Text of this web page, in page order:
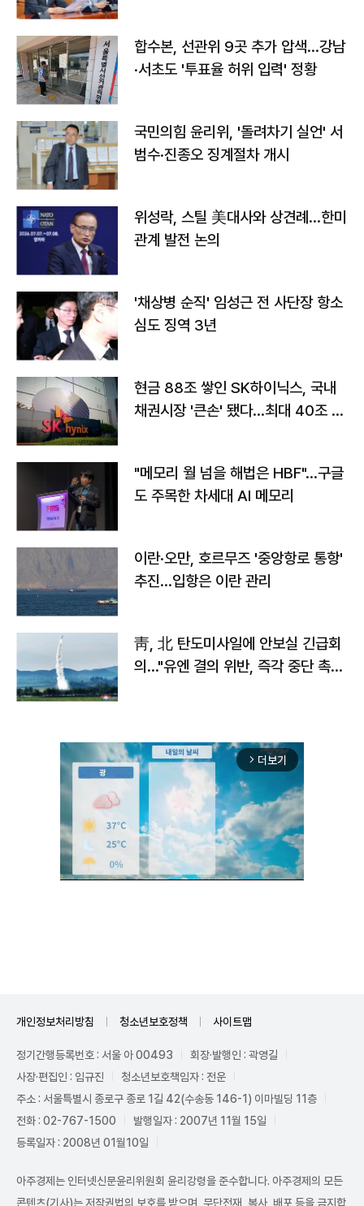
합수본, 선관위 9곳 추가 압색…강남
·서초도 '투표율 허위 입력' 정황
국민의힘 윤리위, '돌려차기 실언' 서
범수·진종오 징계절차 개시
위성락, 스틸 美대사와 상견례…한미
관계 발전 논의
'채상병 순직' 임성근 전 사단장 항소
심도 징역 3년
현금 88조 쌓인 SK하이닉스, 국내
채권시장 '큰손' 됐다…최대 40조 투
"메모리 월 넘을 해법은 HBF"…구글
도 주목한 차세대 AI 메모리
이란·오만, 호르무즈 '중앙항로 통항'
추진…입항은 이란 관리
靑, 北 탄도미사일에 안보실 긴급회
의…"유엔 결의 위반, 즉각 중단 촉
arrow_forward_ios 더보기
개인정보처리방침 청소년보호정책 사이트맵
정기간행등록번호 : 서울 아 00493
회장·발행인 : 곽영길
사장·편집인 : 임규진
청소년보호책임자 : 전운
주소 : 서울특별시 종로구 종로 1길 42(수송동 146-1) 이마빌딩 11층
전화 : 02-767-1500
발행일자 : 2007년 11월 15일
등록일자 : 2008년 01월10일
아주경제는 인터넷신문윤리위원회 윤리강령을 준수합니다. 아주경제의 모든
콘텐츠(기사)는 저작권법의 보호를 받으며, 무단전재, 복사, 배포 등을 금지합